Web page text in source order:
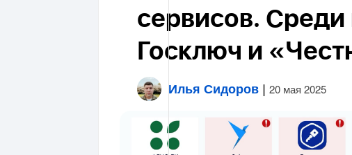
сервисов.
Госключ и
Илья Сидоров | 20 мая 2025